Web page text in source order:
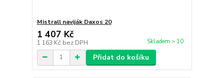
Mistrall naviják Daxos 20
1 407 Kč
1 163 Kč bez DPH Skladem > 10
Přidat do košíku